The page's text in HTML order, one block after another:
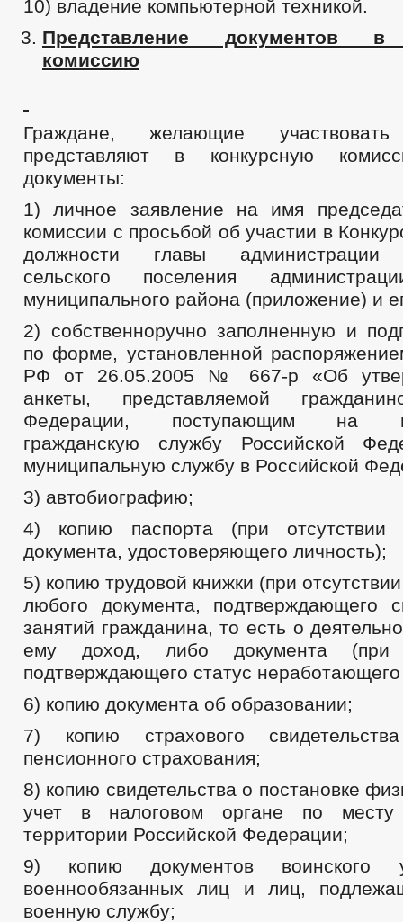
10) владение компьютерной техникой.
Представление документов в
комиссию
Граждане, желающие
представляют в конкурсную
документы:
1) личное заявление на имя
комиссии с просьбой об участии в
должности главы администрации
сельского поселения
муниципального района (приложение) и
2) собственноручно заполненную и
по форме, установленной
РФ от 26.05.2005 № 667-р «Об
анкеты, представляемой
Федерации, поступающим на
гражданскую службу Российской
муниципальную службу в Российской
3) автобиографию;
4) копию паспорта (при отсутствии
документа, удостоверяющего личность);
5) копию трудовой книжки (при
любого документа, подтверждающего
занятий гражданина, то есть о
ему доход, либо документа (при
подтверждающего статус
6) копию документа об образовании;
7) копию страхового свидетельства
пенсионного страхования;
8) копию свидетельства о постановке
учет в налоговом органе по месту
территории Российской Федерации;
9) копию документов
военнообязанных лиц и лиц,
военную службу;